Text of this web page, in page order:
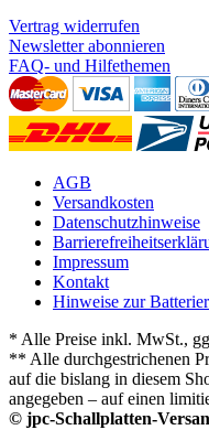
Vertrag widerrufen
Newsletter abonnieren
FAQ- und Hilfethemen
AGB
Versandkosten
Datenschutzhinweise
Impressum
Kontakt
Hinweise zur
* Alle Preise inkl. MwSt.,
** Alle durchgestrichenen
auf die bislang in diesem
angegeben – auf einen
© jpc-Schallplatten-